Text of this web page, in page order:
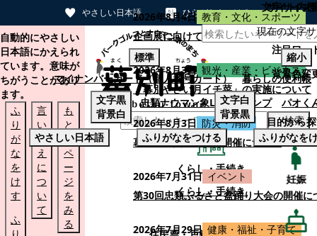
やさしい日本語 ひらがなをつける
本文へスキップする
自動的にやさしい
日本語にかえられ
ています。意味が
ちがうことがあり
ます。
ふ
り
が
な
を
け
す
ふ
言
い
替
え
に
つ
い
て
も
と
の
ペ
ー
ジ
を
み
る
検索
くらし・手続き
くらし・手続き
2026年8月4日 教育・文化・スポーツ
企画展に向けて：安東ウメ子さんとの思
2026年8月3日 観光・産業・ビジネス
「幕別やさい月イチ菜」の実施について
2026年8月3日 防災・消防
幕別町防災フェアの開催について
2026年7月31日 イベント
第30回忠類ふるさと盆踊り大会の開催に
2026年7月29日 健康・福祉・子育て
サイト内
注目ワー
マイナンバーカード（個人番号カード）
暮らしの便利帳
忠類ナウマン象LINEスタンプ
パオく
目的から
妊娠
文字サイズ
現在の文字
標準
縮小
背景色変
文字黒
背景白
文字白
背景黒
やさしい日本語
ふりがなをつける ふりがなを